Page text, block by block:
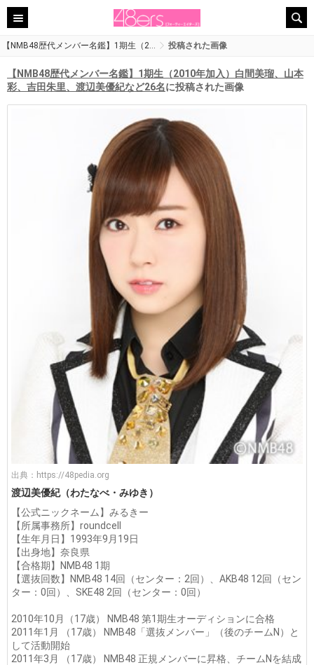
【NMB48歴代メンバー名鑑】1期生（2… 投稿された画像
【NMB48歴代メンバー名鑑】1期生（2010年加入）白間美瑠、山本
彩、吉田朱里、渡辺美優紀など26名に投稿された画像
出典： https://48pedia.org
渡辺美優紀（わたなべ・みゆき）
【公式ニックネーム】みるきー
【所属事務所】roundcell
【生年月日】1993年9月19日
【出身地】奈良県
【合格期】NMB48 1期
【選抜回数】NMB48 14回（センター：2回）、AKB48 12回（セン
ター：0回）、SKE48 2回（センター：0回）
2010年10月（17歳） NMB48 第1期生オーディションに合格
2011年1月 （17歳） NMB48「選抜メンバー」（後のチームN）と
して活動開始
2011年3月 （17歳） NMB48 正規メンバーに昇格、チームNを結成